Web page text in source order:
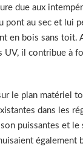
due aux
pont au sec et lui
en bois sans
UV, il contribue à
le plan matériel
dans les
puissantes et
également